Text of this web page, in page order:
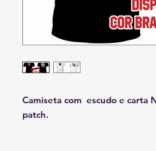
Camiseta com escudo e carta
patch.